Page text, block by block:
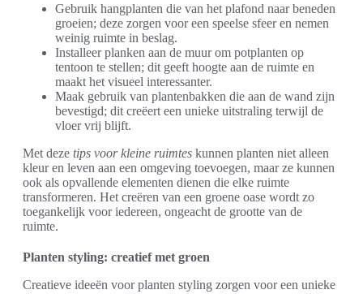
Gebruik hangplanten die van het plafond naar beneden
groeien; deze zorgen voor een speelse sfeer en nemen
weinig ruimte in beslag.
Installeer planken aan de muur om potplanten op
tentoon te stellen; dit geeft hoogte aan de ruimte en
maakt het visueel interessanter.
Maak gebruik van plantenbakken die aan de wand zijn
bevestigd; dit creëert een unieke uitstraling terwijl de
vloer vrij blijft.
Met deze tips voor kleine ruimtes kunnen planten niet alleen
kleur en leven aan een omgeving toevoegen, maar ze kunnen
ook als opvallende elementen dienen die elke ruimte
transformeren. Het creëren van een groene oase wordt zo
toegankelijk voor iedereen, ongeacht de grootte van de
ruimte.
Planten styling: creatief met groen
Creatieve ideeën voor planten styling zorgen voor een unieke